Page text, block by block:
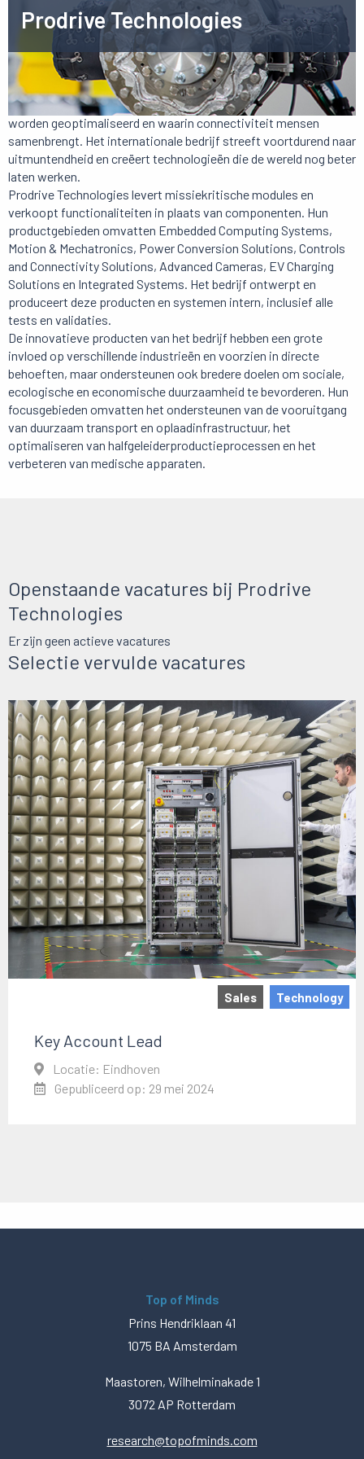
Prodrive Technologies
Het is de missie van Prodrive Technologies om te bouwen aan
een toekomst waarin iedereen kan floreren, waarin hulpbronnen
worden geoptimaliseerd en waarin connectiviteit mensen
samenbrengt. Het internationale bedrijf streeft voortdurend naar
uitmuntendheid en creëert technologieën die de wereld nog beter
laten werken.
Prodrive Technologies levert missiekritische modules en
verkoopt functionaliteiten in plaats van componenten. Hun
productgebieden omvatten Embedded Computing Systems,
Motion & Mechatronics, Power Conversion Solutions, Controls
and Connectivity Solutions, Advanced Cameras, EV Charging
Solutions en Integrated Systems. Het bedrijf ontwerpt en
produceert deze producten en systemen intern, inclusief alle
tests en validaties.
De innovatieve producten van het bedrijf hebben een grote
invloed op verschillende industrieën en voorzien in directe
behoeften, maar ondersteunen ook bredere doelen om sociale,
ecologische en economische duurzaamheid te bevorderen. Hun
focusgebieden omvatten het ondersteunen van de vooruitgang
van duurzaam transport en oplaadinfrastructuur, het
optimaliseren van halfgeleiderproductieprocessen en het
verbeteren van medische apparaten.
Selectie vervulde vacatures
Sales Technology
Key Account Lead
Locatie: Eindhoven
Gepubliceerd op: 29 mei 2024
Openstaande vacatures bij Prodrive
Technologies
Er zijn geen actieve vacatures
Top of Minds
Prins Hendriklaan 41
1075 BA Amsterdam
Maastoren, Wilhelminakade 1
3072 AP Rotterdam
research@topofminds.com